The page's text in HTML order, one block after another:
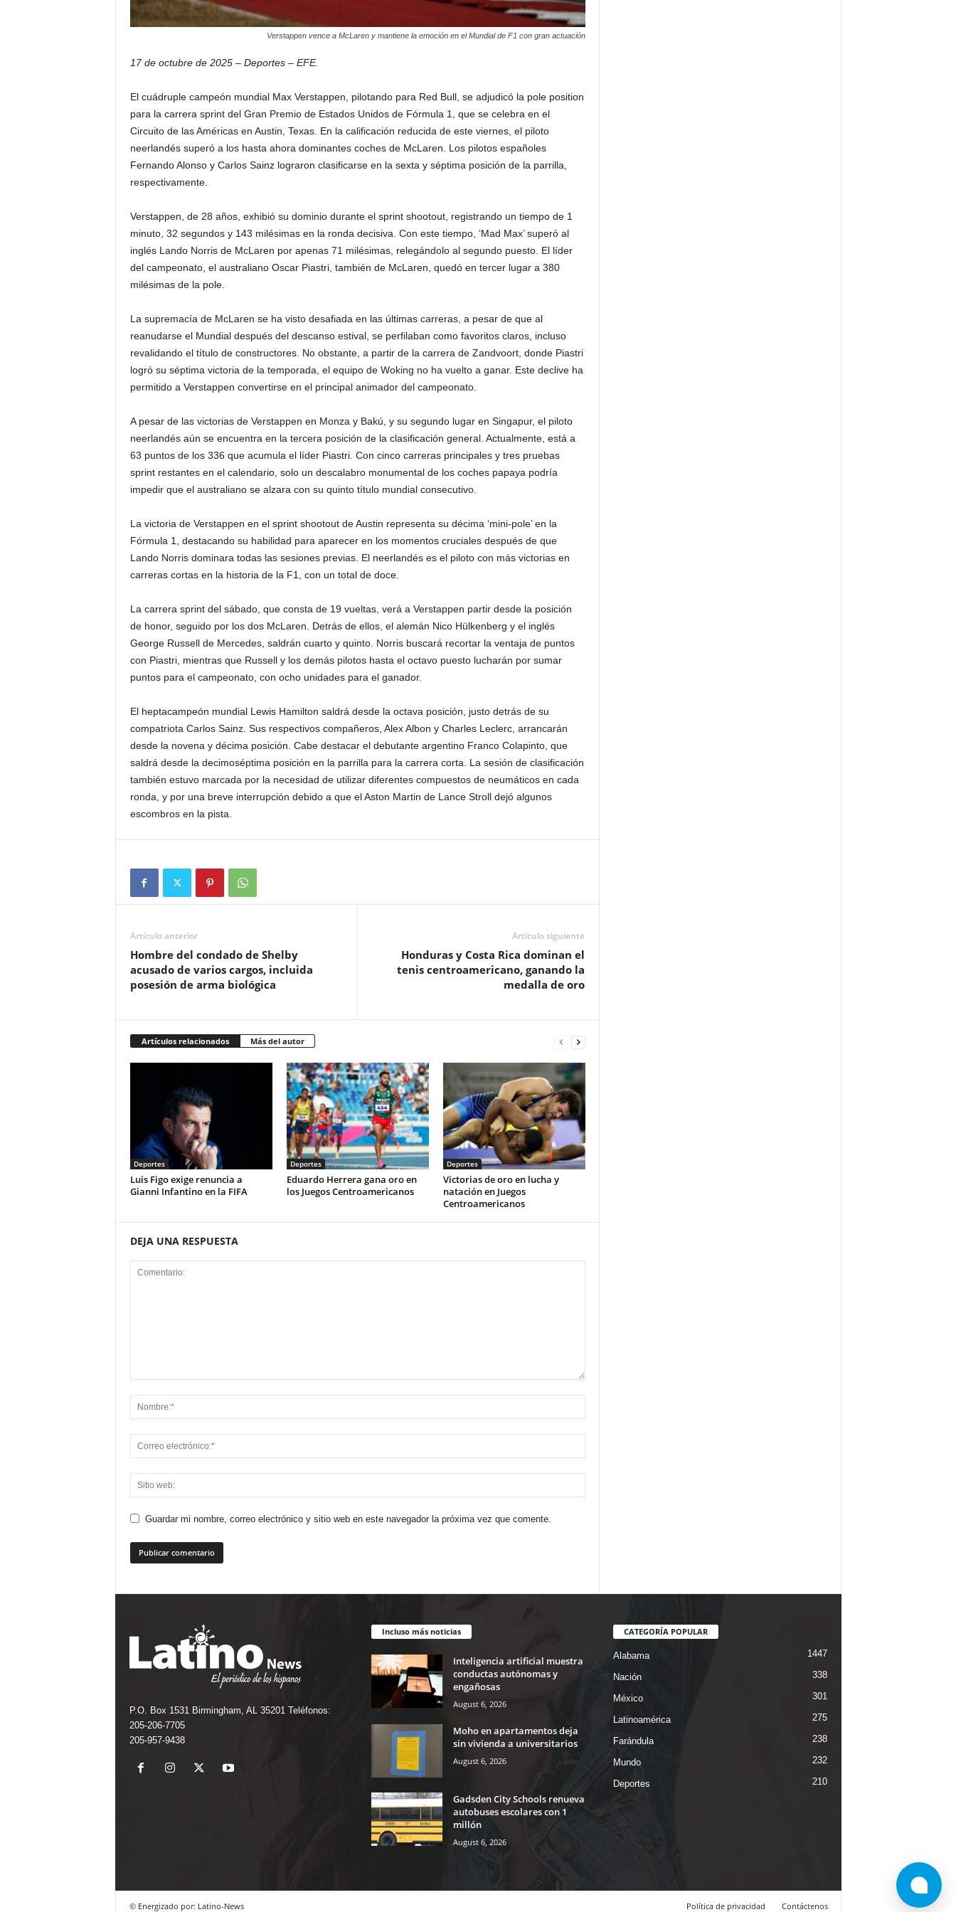
Verstappen vence a McLaren y mantiene la emoción en el Mundial de F1 con gran actuación
17 de octubre de 2025 – Deportes – EFE.
El cuádruple campeón mundial Max Verstappen, pilotando para Red Bull, se adjudicó la pole position
para la carrera sprint del Gran Premio de Estados Unidos de Fórmula 1, que se celebra en el
Circuito de las Américas en Austin, Texas. En la calificación reducida de este viernes, el piloto
neerlandés superó a los hasta ahora dominantes coches de McLaren. Los pilotos españoles
Fernando Alonso y Carlos Sainz lograron clasificarse en la sexta y séptima posición de la parrilla,
respectivamente.
Verstappen, de 28 años, exhibió su dominio durante el sprint shootout, registrando un tiempo de 1
minuto, 32 segundos y 143 milésimas en la ronda decisiva. Con este tiempo, ‘Mad Max’ superó al
inglés Lando Norris de McLaren por apenas 71 milésimas, relegándolo al segundo puesto. El líder
del campeonato, el australiano Oscar Piastri, también de McLaren, quedó en tercer lugar a 380
milésimas de la pole.
La supremacía de McLaren se ha visto desafiada en las últimas carreras, a pesar de que al
reanudarse el Mundial después del descanso estival, se perfilaban como favoritos claros, incluso
revalidando el título de constructores. No obstante, a partir de la carrera de Zandvoort, donde Piastri
logró su séptima victoria de la temporada, el equipo de Woking no ha vuelto a ganar. Este declive ha
permitido a Verstappen convertirse en el principal animador del campeonato.
A pesar de las victorias de Verstappen en Monza y Bakú, y su segundo lugar en Singapur, el piloto
neerlandés aún se encuentra en la tercera posición de la clasificación general. Actualmente, está a
63 puntos de los 336 que acumula el líder Piastri. Con cinco carreras principales y tres pruebas
sprint restantes en el calendario, solo un descalabro monumental de los coches papaya podría
impedir que el australiano se alzara con su quinto título mundial consecutivo.
La victoria de Verstappen en el sprint shootout de Austin representa su décima ‘mini-pole’ en la
Fórmula 1, destacando su habilidad para aparecer en los momentos cruciales después de que
Lando Norris dominara todas las sesiones previas. El neerlandés es el piloto con más victorias en
carreras cortas en la historia de la F1, con un total de doce.
La carrera sprint del sábado, que consta de 19 vueltas, verá a Verstappen partir desde la posición
de honor, seguido por los dos McLaren. Detrás de ellos, el alemán Nico Hülkenberg y el inglés
George Russell de Mercedes, saldrán cuarto y quinto. Norris buscará recortar la ventaja de puntos
con Piastri, mientras que Russell y los demás pilotos hasta el octavo puesto lucharán por sumar
puntos para el campeonato, con ocho unidades para el ganador.
El heptacampeón mundial Lewis Hamilton saldrá desde la octava posición, justo detrás de su
compatriota Carlos Sainz. Sus respectivos compañeros, Alex Albon y Charles Leclerc, arrancarán
desde la novena y décima posición. Cabe destacar el debutante argentino Franco Colapinto, que
saldrá desde la decimoséptima posición en la parrilla para la carrera corta. La sesión de clasificación
también estuvo marcada por la necesidad de utilizar diferentes compuestos de neumáticos en cada
ronda, y por una breve interrupción debido a que el Aston Martin de Lance Stroll dejó algunos
escombros en la pista.
Artículo anterior
Hombre del condado de Shelby
acusado de varios cargos, incluida
posesión de arma biológica
Artículo siguiente
Honduras y Costa Rica dominan el
tenis centroamericano, ganando la
medalla de oro
Artículos relacionados Más del autor
Deportes
Luis Figo exige renuncia a
Gianni Infantino en la FIFA
Deportes
Eduardo Herrera gana oro en
los Juegos Centroamericanos
Deportes
Victorias de oro en lucha y
natación en Juegos
Centroamericanos
DEJA UNA RESPUESTA
Guardar mi nombre, correo electrónico y sitio web en este navegador la próxima vez que comente.
P.O. Box 1531 Birmingham, AL 35201 Teléfonos:
205-206-7705
205-957-9438
Incluso más noticias
Inteligencia artificial muestra
conductas autónomas y
engañosas
August 6, 2026
Moho en apartamentos deja
sin vivienda a universitarios
August 6, 2026
Gadsden City Schools renueva
autobuses escolares con 1
millón
August 6, 2026
CATEGORÍA POPULAR
Alabama 1447
Nación 338
México 301
Latinoamérica 275
Farándula 238
Mundo 232
Deportes 210
Política de privacidad Contáctenos
© Energizado por: Latino-News